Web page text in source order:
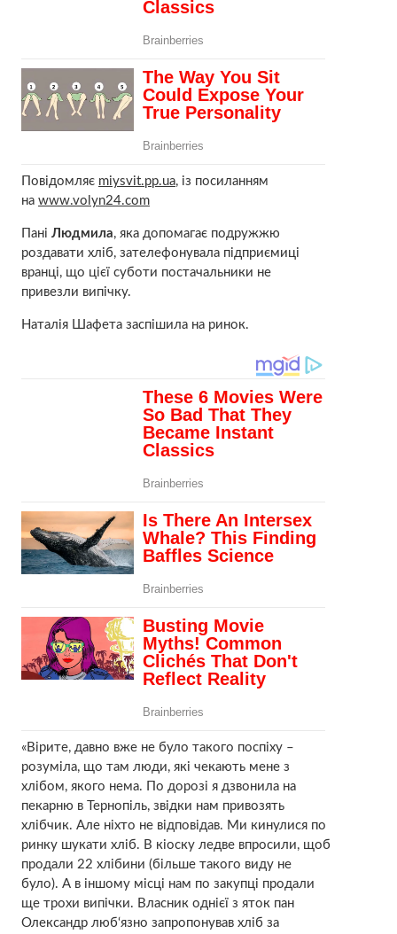
Повідомляє miysvit.pp.ua, із посиланням
на www.volyn24.com
Пані Людмила, яка допомагає подружжю
роздавати хліб, зателефонувала підприємиці
вранці, що цієї суботи постачальники не
привезли випічку.
Наталія Шафета заспішила на ринок.
«Вірите, давно вже не було такого поспіху –
розуміла, що там люди, які чекають мене з
хлібом, якого нема. По дорозі я дзвонила на
пекарню в Тернопіль, звідки нам привозять
хлібчик. Але ніхто не відповідав. Ми кинулися по
ринку шукати хліб. В кіоску ледве впросили, щоб
продали 22 хлібини (більше такого виду не
було). А в іншому місці нам по закупці продали
ще трохи випічки. Власник однієї з яток пан
Олександр люб‘язно запропонував хліб за